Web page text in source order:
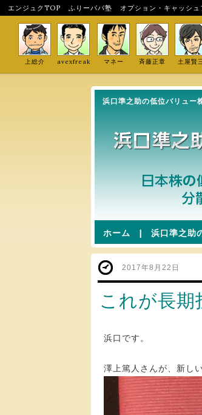
エンジュクTOP ふりーパパ塾 オプション・キャッシ
上総介 avexfreak マネー 斉藤正章 土屋賢
浜口準之助の低位バリュー
ホーム | 浜口準之助
2017年8月22日
これが長期
浜口です。
澤上篤人さんが、新し